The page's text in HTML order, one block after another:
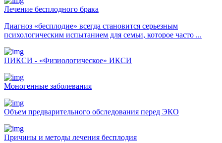
Лечение бесплодного брака
Диагноз «бесплодие» всегда становится серьезным
психологическим испытанием для семьи, которое часто ...
ПИКСИ - «Физиологическое» ИКСИ
Моногенные заболевания
Объем предварительного обследования перед ЭКО
Причины и методы лечения бесплодия